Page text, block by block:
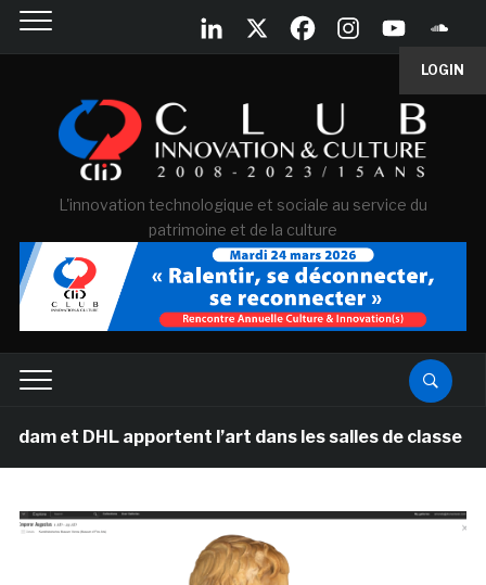
LOGIN
L'innovation technologique et sociale au service du
patrimoine et de la culture
et DHL apportent l’art dans les salles de classe des